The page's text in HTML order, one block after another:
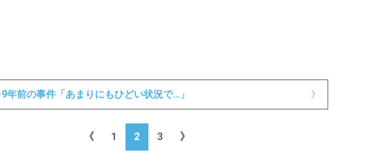
9年前の事件「あまりにもひどい状況で…」 》
《 1 2 3 》